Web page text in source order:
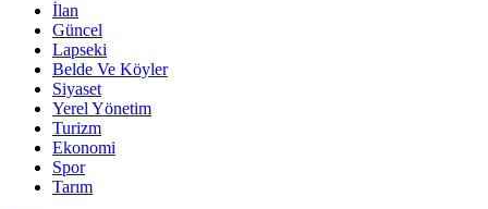
İlan
Güncel
Lapseki
Belde Ve Köyler
Siyaset
Yerel Yönetim
Turizm
Ekonomi
Spor
Tarım